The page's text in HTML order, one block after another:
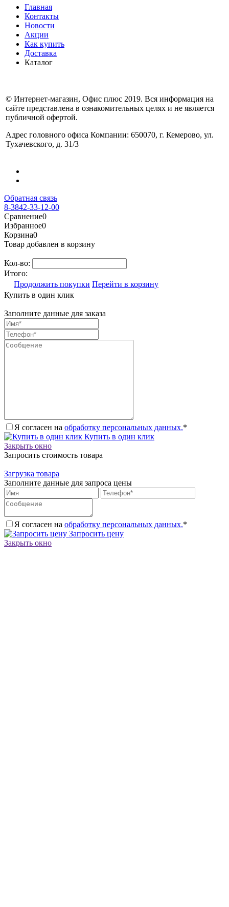
Главная
Контакты
Новости
Акции
Как купить
Доставка
Каталог
© Интернет-магазин, Офис плюс 2019. Вся информация на
сайте представлена в ознакомительных целях и не является
публичной офертой.
Адрес головного офиса Компании: 650070, г. Кемерово, ул.
Тухачевского, д. 31/3
Обратная связь
8-3842-33-12-00
Сравнение0
Избранное0
Корзина0
Товар добавлен в корзину
Кол-во:
Итого:
Продолжить покупки Перейти в корзину
Купить в один клик
Заполните данные для заказа
Я согласен на обработку персональных данных.*
Купить в один клик
Закрыть окно
Запросить стоимость товара
Загрузка товара
Заполните данные для запроса цены
Я согласен на обработку персональных данных.*
Запросить цену
Закрыть окно